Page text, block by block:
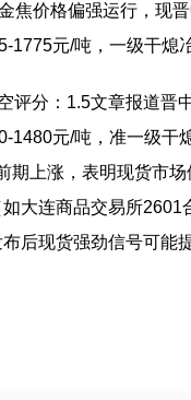
焦价格偏强运行，现
1775元/吨，一级干熄
评分：1.5文章报道晋
1480元/吨，准一级干
期上涨，表明现货市
大连商品交易所
后现货强劲信号可能